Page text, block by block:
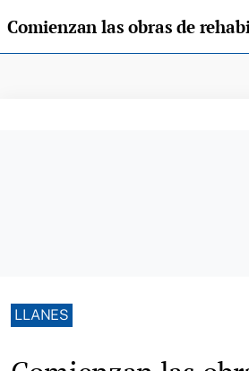
LLANES